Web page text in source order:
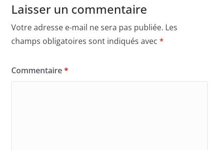
Laisser un commentaire
Votre adresse e-mail ne sera pas publiée. Les
champs obligatoires sont indiqués avec *
Commentaire*